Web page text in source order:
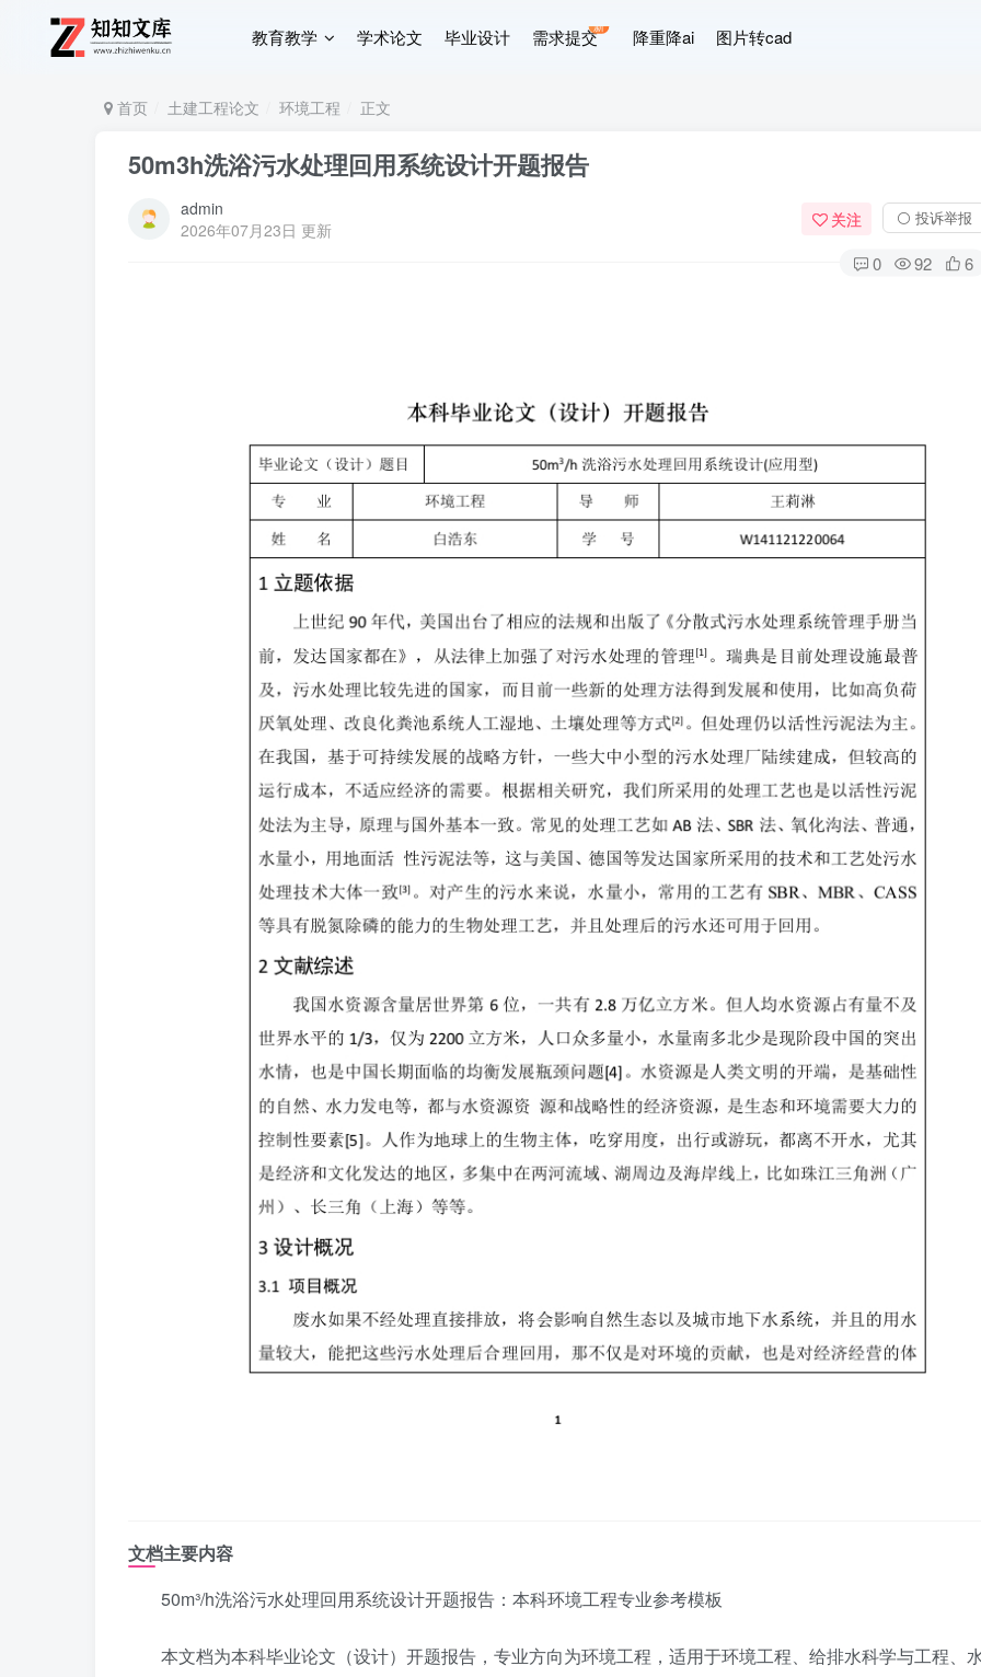
教育教学 学术论文 毕业设计 需求提交新 降重降ai 图片转cad
首页 土建工程论文 环境工程 正文
50m3h洗浴污水处理回用系统设计开题报告
admin
2026年07月23日 更新
关注 ⚪ 投诉举报
0 92 6
文档主要内容
50m³/h洗浴污水处理回用系统设计开题报告：本科环境工程专业参考模板
本文档为本科毕业论文（设计）开题报告，专业方向为环境工程，适用于环境工程、给排水科学与工程、